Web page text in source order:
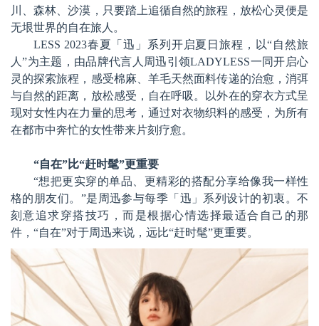
川、森林、沙漠，只要踏上追循自然的旅程，放松心灵便是
无垠世界的自在旅人。
LESS 2023春夏「迅」系列开启夏日旅程，以“自然旅
人”为主题，由品牌代言人周迅引领LADYLESS一同开启心
灵的探索旅程，感受棉麻、羊毛天然面料传递的治愈，消弭
与自然的距离，放松感受，自在呼吸。以外在的穿衣方式呈
现对女性内在力量的思考，通过对衣物织料的感受，为所有
在都市中奔忙的女性带来片刻疗愈。
“自在”比“赶时髦”更重要
“想把更实穿的单品、更精彩的搭配分享给像我一样性
格的朋友们。”是周迅参与每季「迅」系列设计的初衷。不
刻意追求穿搭技巧，而是根据心情选择最适合自己的那
件，“自在”对于周迅来说，远比“赶时髦”更重要。